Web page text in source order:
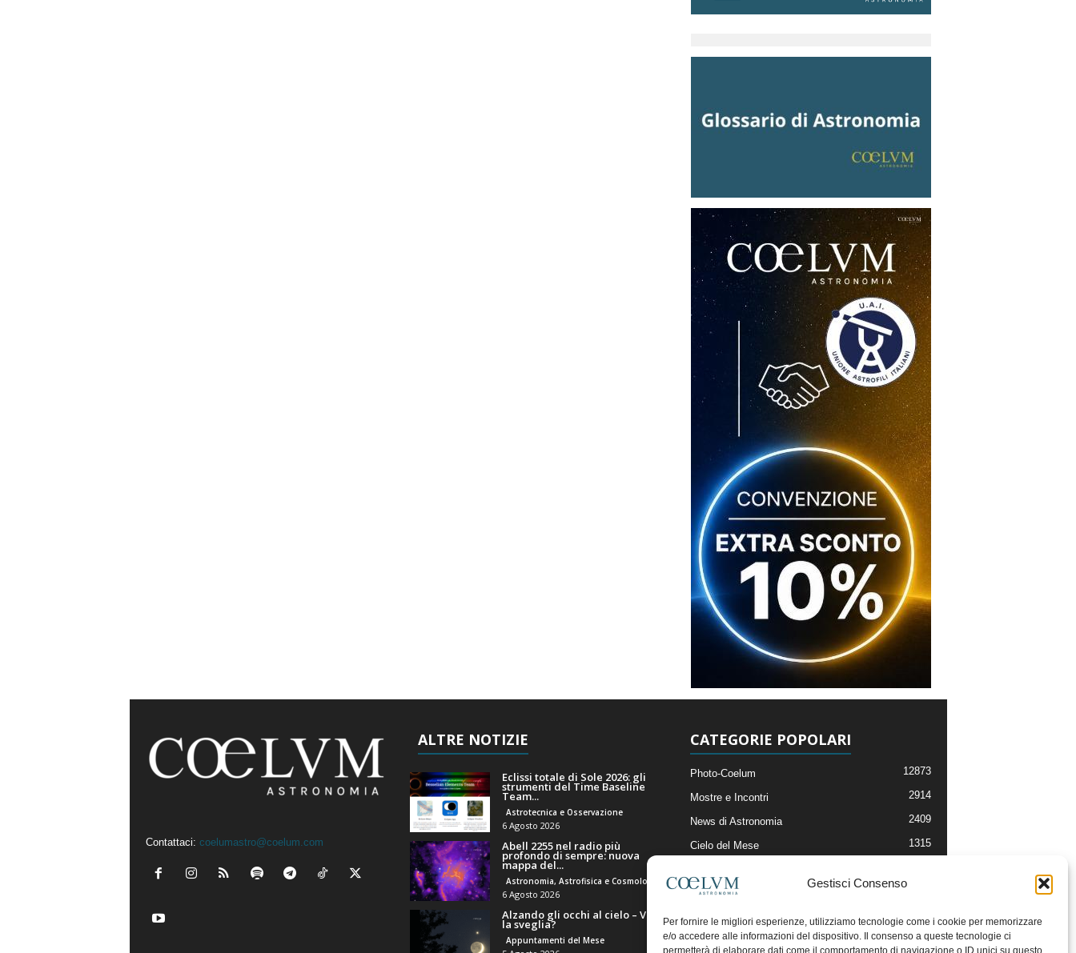
Gestisci Consenso
Per fornire le migliori esperienze, utilizziamo tecnologie come i cookie per memorizzare
e/o accedere alle informazioni del dispositivo. Il consenso a queste tecnologie ci
permetterà di elaborare dati come il comportamento di navigazione o ID unici su questo
Contattaci: coelumastro@coelum.com
ALTRE NOTIZIE
Eclissi totale di Sole 2026: gli
strumenti del Time Baseline
Team...
Astrotecnica e Osservazione
6 Agosto 2026
Abell 2255 nel radio più
profondo di sempre: nuova
mappa del...
Astronomia, Astrofisica e Cosmologia
6 Agosto 2026
Alzando gli occhi al cielo – Vale
la sveglia?
Appuntamenti del Mese
CATEGORIE POPOLARI
Photo-Coelum 12873
Mostre e Incontri 2914
News di Astronomia 2409
Cielo del Mese 1315
Articoli e Risorse On-Line
Il Blog della Redazione